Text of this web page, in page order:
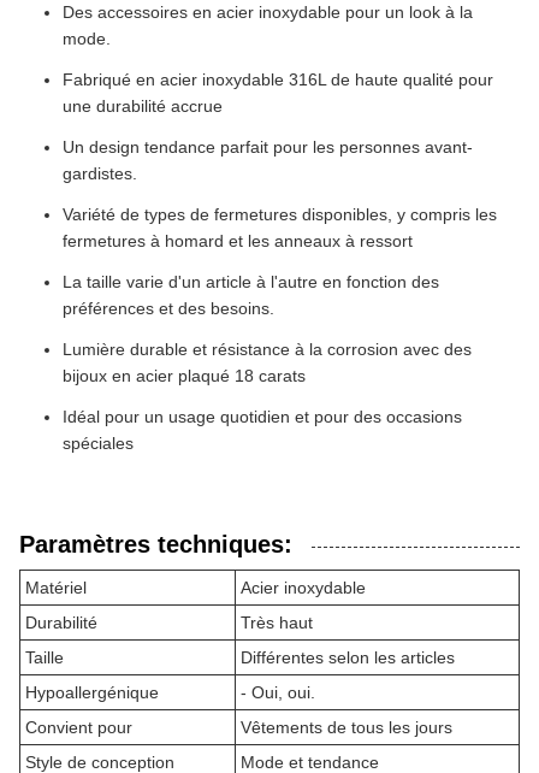
Des accessoires en acier inoxydable pour un look à la
mode.
Fabriqué en acier inoxydable 316L de haute qualité pour
une durabilité accrue
Un design tendance parfait pour les personnes avant-
gardistes.
Variété de types de fermetures disponibles, y compris les
fermetures à homard et les anneaux à ressort
La taille varie d'un article à l'autre en fonction des
préférences et des besoins.
Lumière durable et résistance à la corrosion avec des
bijoux en acier plaqué 18 carats
Idéal pour un usage quotidien et pour des occasions
spéciales
Paramètres techniques:
Matériel
Acier inoxydable
Durabilité
Très haut
Taille
Différentes selon les articles
Hypoallergénique
- Oui, oui.
Convient pour
Vêtements de tous les jours
Style de conception
Mode et tendance